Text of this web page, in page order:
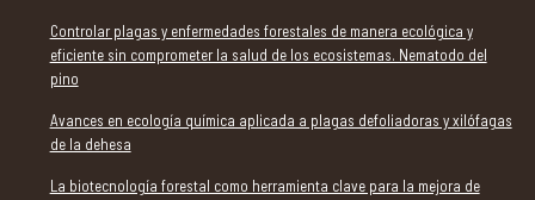
Controlar plagas y enfermedades forestales de manera ecológica y
eficiente sin comprometer la salud de los ecosistemas. Nematodo del
pino
Avances en ecología química aplicada a plagas defoliadoras y xilófagas
de la dehesa
La biotecnología forestal como herramienta clave para la mejora de